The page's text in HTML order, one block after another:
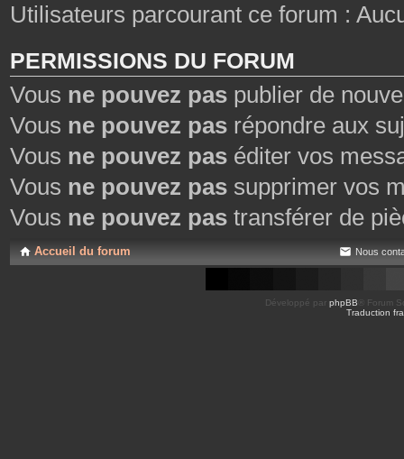
Utilisateurs parcourant ce forum :
PERMISSIONS DU FORUM
Vous ne pouvez pas publier de
Vous ne pouvez pas répondre aux
Vous ne pouvez pas éditer vos
Vous ne pouvez pas supprimer vos
Vous ne pouvez pas transférer de
Accueil du forum Nous
Développé par phpBB ® Forum
Traduction